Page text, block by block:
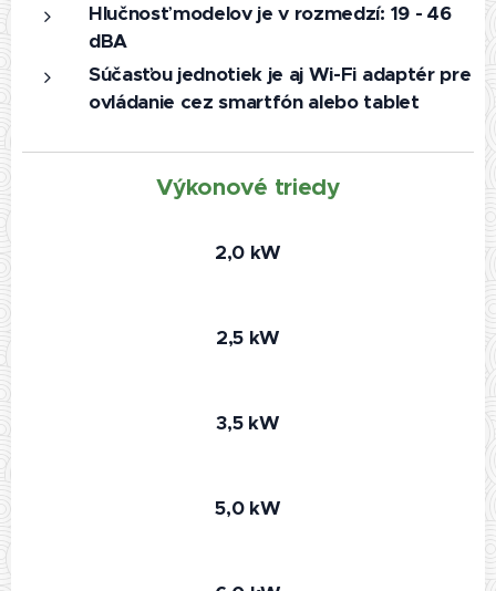
Hlučnosť modelov je v rozmedzí: 19 - 46
dBA
Súčasťou jednotiek je aj Wi-Fi adaptér pre
ovládanie cez smartfón alebo tablet
Výkonové triedy
2,0 kW
2,5 kW
3,5 kW
5,0 kW